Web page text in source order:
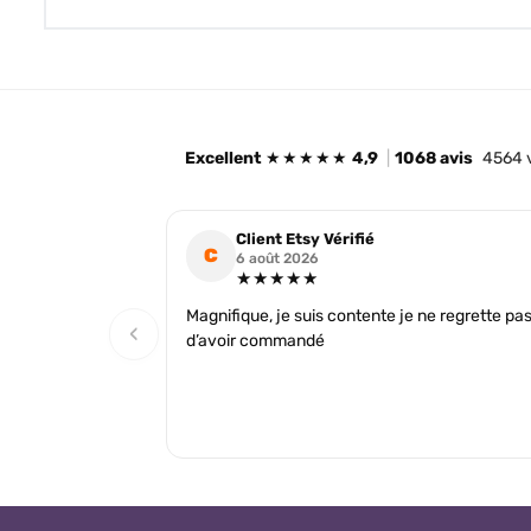
Excellent ★★★★★ 4,9 1068 avis 4564
‹
C
Client Etsy Vérifié
6 août 2026
★★★★★
Magnifique, je suis contente je ne regrette pas
d’avoir commandé